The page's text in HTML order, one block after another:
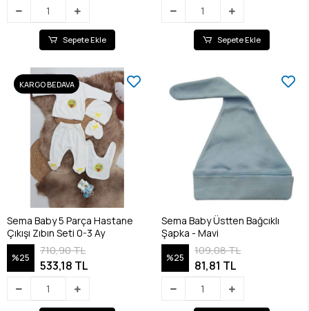
Sepete Ekle Sepete Ekle
KARGO BEDAVA
Sema Baby 5 Parça Hastane
Çıkışı Zıbın Seti 0-3 Ay
%25
710,90 TL
533,18 TL
Sema Baby Üstten Bağcıklı
Şapka - Mavi
%25
109,08 TL
81,81 TL